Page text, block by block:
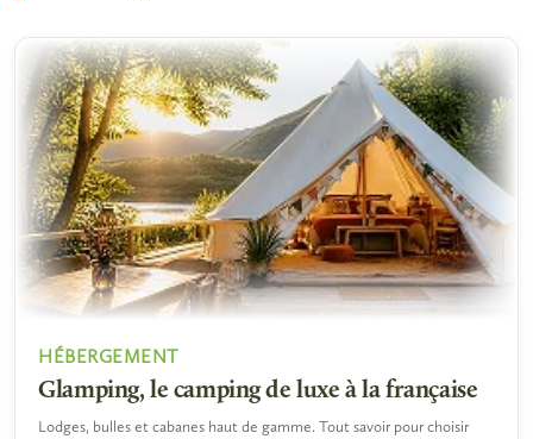
HÉBERGEMENT
Glamping, le camping de luxe à la française
Lodges, bulles et cabanes haut de gamme. Tout savoir pour choisir